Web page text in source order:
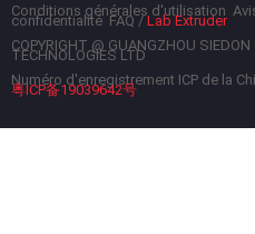
Conditions générales d'utilisation
confidentialité FAQ/Lab Extruder
COPYRIGHT @ GUANGZHOU SIEDON
TECHNOLOGIES LTD
Numéro d'enregistrement ICP de la
粤ICP备19039642号